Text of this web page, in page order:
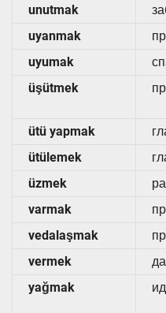
unutmak
uyanmak
uyumak
üşütmek
ütü yapmak
ütülemek
üzmek
varmak
vedalaşmak
vermek
yağmak